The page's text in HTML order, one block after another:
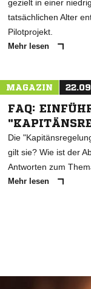
gezielt in einer
tatsächlichen Alter
Pilotprojekt.
Mehr lesen
MAGAZIN
FAQ:
Die
gilt sie? Wie ist der
Antworten zum
Mehr lesen